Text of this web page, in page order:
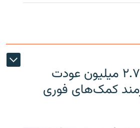
بحران بازگشت؛ ۲.۷ میلیون عودت
کمک‌های فوری